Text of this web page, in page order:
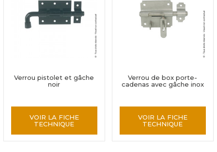
Verrou pistolet et gâche
noir
VOIR LA FICHE
TECHNIQUE
Verrou de box porte-
cadenas avec gâche inox
VOIR LA FICHE
TECHNIQUE